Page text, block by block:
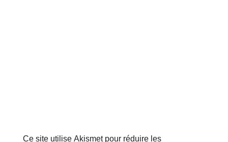
Ce site utilise Akismet pour réduire les